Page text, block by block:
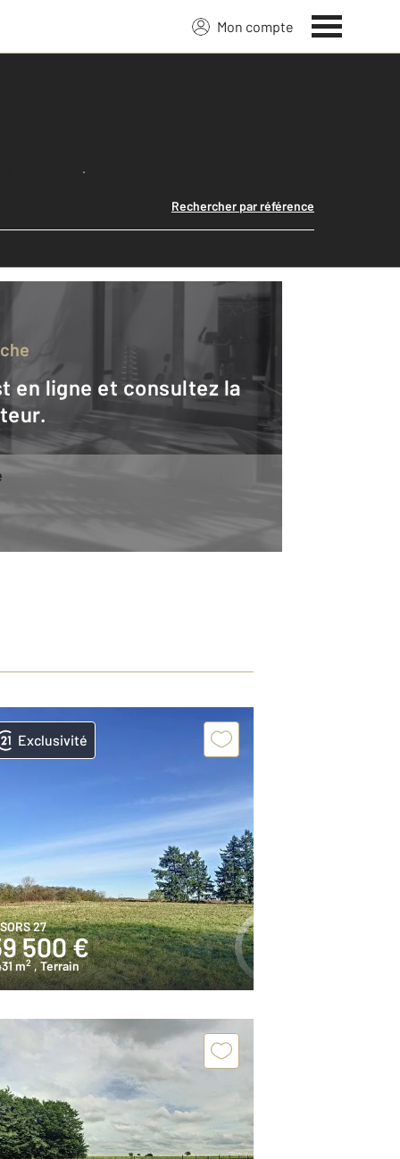
Mon compte
Lancer ma recherche
Rechercher par référence
Exclusivité
27
500 €
m2 , Terrain